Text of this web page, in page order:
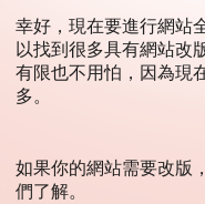
幸好，現在要進行網站
以找到很多具有網站改
有限也不用怕，因為現
多。
如果你的網站需要改版
們了解。